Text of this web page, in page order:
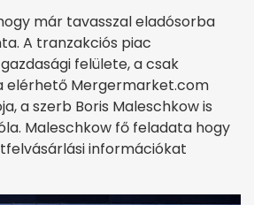
már tavasszal eladósorba
A tranzakciós piac
felülete, a csak
elérhető Mergermarket.com
a szerb Boris Maleschkow is
Maleschkow fő feladata hogy
információkat